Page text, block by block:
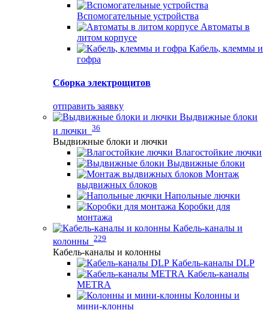
Вспомогательные устройства
Автоматы в
литом корпусе
Кабель, клеммы и
гофра
Сборка электрощитов
отправить заявку
Выдвижные блоки
и лючки 36
Выдвижные блоки и лючки
Влагостойкие лючки
Выдвижные блоки
Монтаж
выдвижных блоков
Напольные лючки
Коробки для
монтажа
Кабель-каналы и
колонны 229
Кабель-каналы и колонны
Кабель-каналы DLP
Кабель-каналы
METRA
Колонны и
мини-клонны